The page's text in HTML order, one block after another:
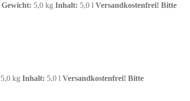
Gewicht: 5,0 kg Inhalt: 5,0 l Versandkostenfrei! Bitte
5,0 kg Inhalt: 5,0 l Versandkostenfrei! Bitte